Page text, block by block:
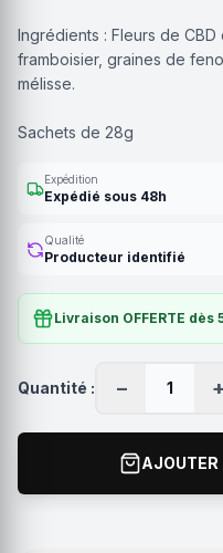
Ingrédients : Fleurs de
framboisier, graines de
mélisse.
Sachets de 28g
Expédition
Expédié sous 48h
Qualité
Producteur identifié
Livraison OFFERTE dès
Quantité : − 1 +
AJOUTER